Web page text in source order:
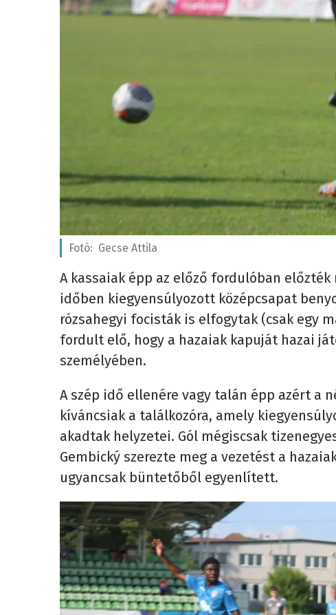
Fotó: Gecse Attila
A kassaiak épp az előző fordulóban
időben kiegyensúlyozott középcsapat
rózsahegyi focisták is elfogytak (csak egy
fordult elő, hogy a hazaiak kapuját hazai
személyében.
A szép idő ellenére vagy talán épp azért a
kíváncsiak a találkozóra, amely
akadtak helyzetei. Gól mégiscsak
Gembický szerezte meg a vezetést a
ugyancsak büntetőből egyenlített.